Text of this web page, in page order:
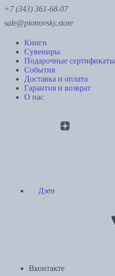
+7 (343) 361-68-07
sale@piotrovsky.store
Книги
Сувениры
Подарочные сертификаты
События
Доставка и оплата
Гарантия и возврат
О нас
Дзен
Вконтакте